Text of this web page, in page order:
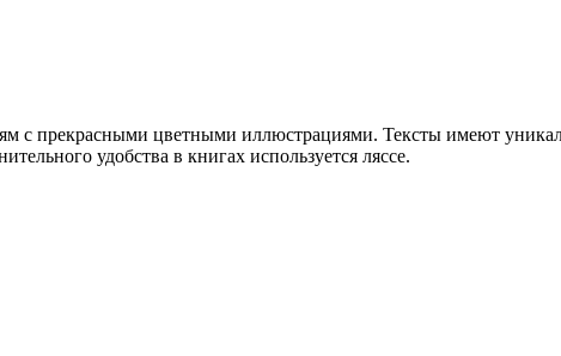
с прекрасными цветными иллюстрациями. Тексты имеют
удобства в книгах используется ляссе.